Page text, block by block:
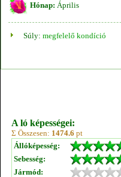
Hónap: Április
Súly: megfelelő kondíció
A ló képességei:
Σ Összesen: 1474.6 pt
Állóképesség:
Sebesség:
Jármód: